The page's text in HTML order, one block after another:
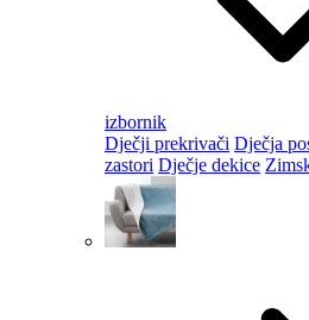
izbornik
Dječji prekrivači Dječja
zastori Dječje dekice